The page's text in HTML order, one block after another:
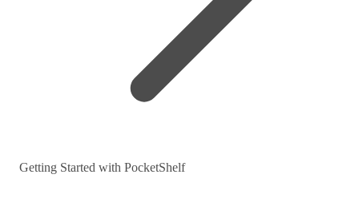
Getting Started with PocketShelf